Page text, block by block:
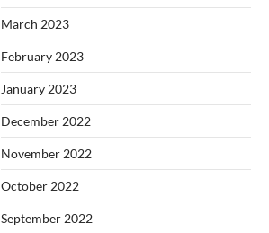
March 2023
February 2023
January 2023
December 2022
November 2022
October 2022
September 2022